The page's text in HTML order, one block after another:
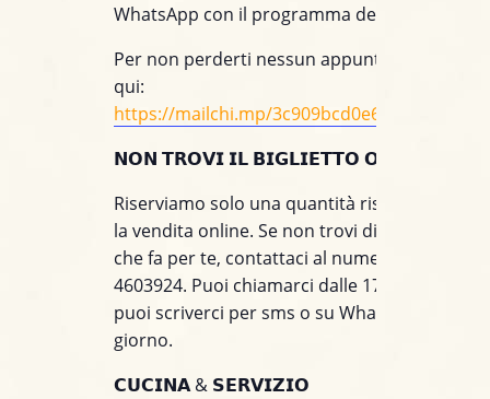
WhatsApp con il programma della settimana.
Per non perderti nessun appuntamento,
qui:
https://mailchi.mp/3c909bcd0e60/
𝗡𝗢𝗡 𝗧𝗥𝗢𝗩𝗜 𝗜𝗟 𝗕𝗜𝗚𝗟𝗜𝗘𝗧𝗧𝗢 𝗢𝗡𝗟𝗜𝗡𝗘?
Riserviamo solo una quantità ristretta di
la vendita online. Se non trovi disponibile il
che fa per te, contattaci al numero +39 391
4603924. Puoi chiamarci dalle 17 alle 21,
puoi scriverci per sms o su WhatsApp tutto il
giorno.
𝗖𝗨𝗖𝗜𝗡𝗔 & 𝗦𝗘𝗥𝗩𝗜𝗭𝗜𝗢